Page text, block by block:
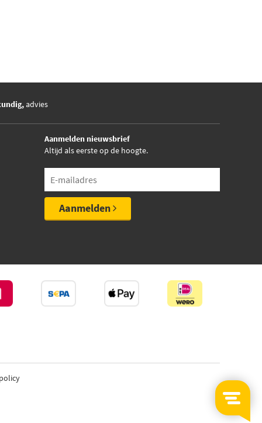
advies
Aanmelden nieuwsbrief
Altijd als eerste op de hoogte.
Aanmelden